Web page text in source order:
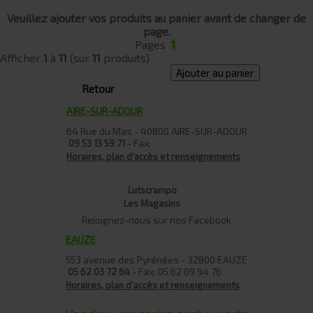
Veuillez ajouter vos produits au panier avant de changer de
page.
Pages 1
Afficher 1 à 11 (sur 11 produits)
Ajouter au panier
Retour
AIRE-SUR-ADOUR
64 Rue du Mas - 40800 AIRE-SUR-ADOUR
09 53 13 59 71 - Fax:
Horaires, plan d'accès et renseignements
Lutscrampo
Les Magasins
Rejoignez-nous sur nos Facebook
EAUZE
553 avenue des Pyrénées - 32800 EAUZE
05 62 03 72 64 - Fax: 05 62 09 94 76
Horaires, plan d'accès et renseignements